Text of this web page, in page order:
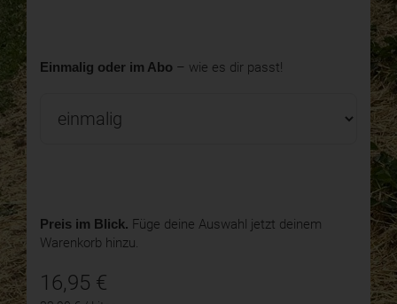
Einmalig oder im Abo – wie es dir passt!
Preis im Blick. Füge deine Auswahl jetzt deinem
Warenkorb hinzu.
16,95 €